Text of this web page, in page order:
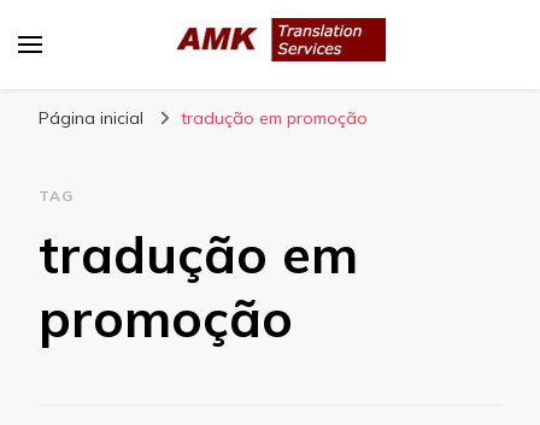
livre, tradução técnica, interpretação
Página inicial tradução em promoção
TAG
tradução em
promoção